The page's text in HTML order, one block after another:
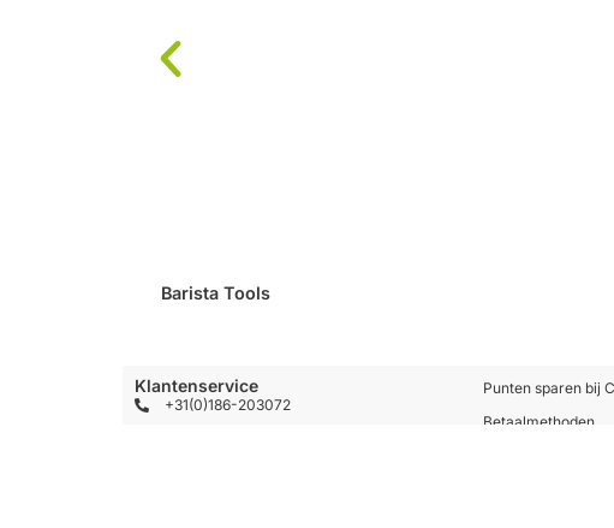
Barista Tools
Klantenservice
+31(0)186-203072
Punten sparen bij
Betaalmethoden